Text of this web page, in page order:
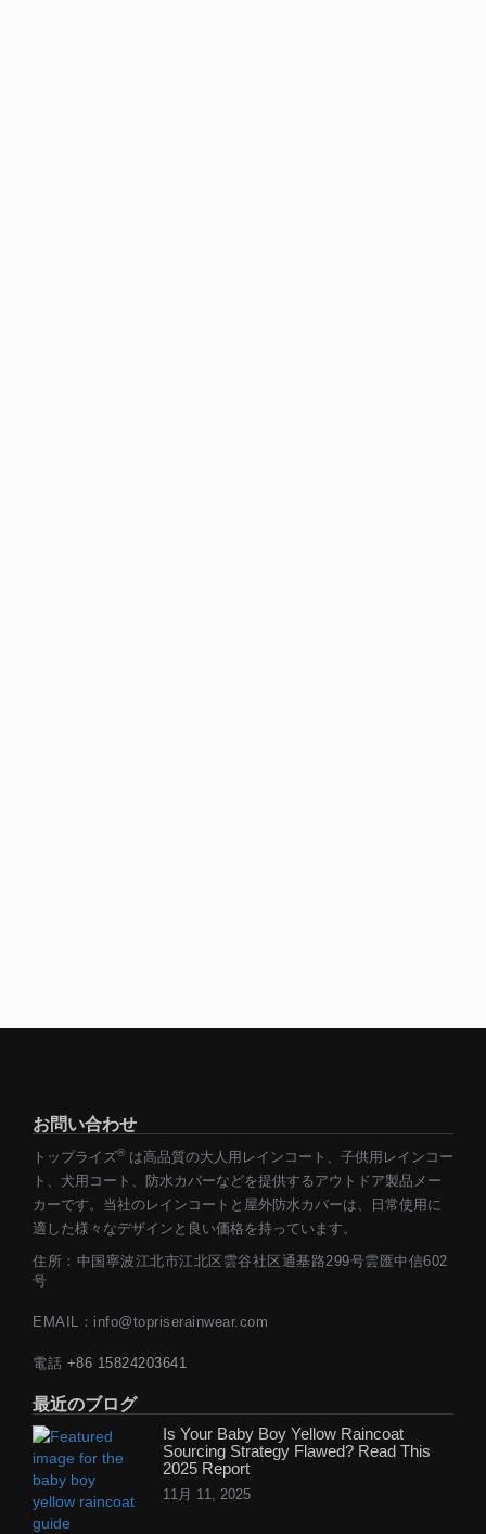
お問い合わせ
トップライズ® は高品質の大人用レインコート、子供用レインコー
ト、犬用コート、防水カバーなどを提供するアウトドア製品メー
カーです。当社のレインコートと屋外防水カバーは、日常使用に
適した様々なデザインと良い価格を持っています。
住所：中国寧波江北市江北区雲谷社区通基路299号雲匯中信602
号
EMAIL：info@topriserainwear.com
電話 +86 15824203641
最近のブログ
Is Your Baby Boy Yellow Raincoat
Sourcing Strategy Flawed? Read This
2025 Report
11月 11, 2025